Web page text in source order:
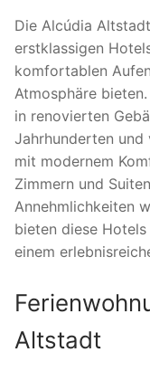
Die Alcúdia
erstklassigen
komfortablen
Atmosphäre
in renovierten
Jahrhunderten
mit modernem
Zimmern und
Annehmlichkeiten
bieten diese
einem
Altstadt